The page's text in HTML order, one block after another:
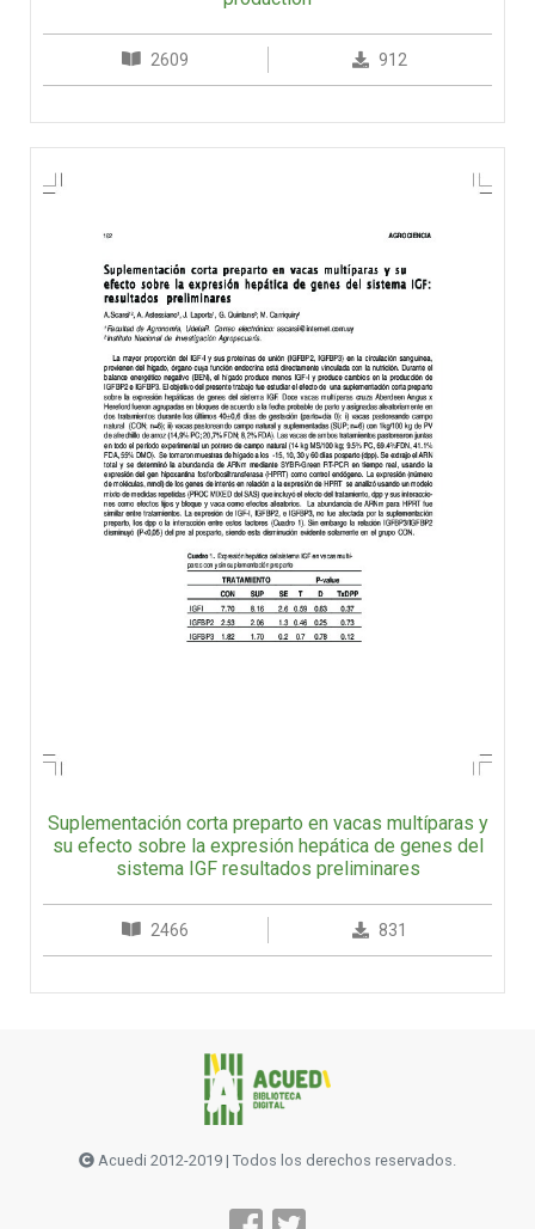
2609 912
Suplementación corta preparto en vacas multíparas y
su efecto sobre la expresión hepática de genes del
sistema IGF resultados preliminares
2466 831
Acuedi 2012-2019 | Todos los derechos reservados.